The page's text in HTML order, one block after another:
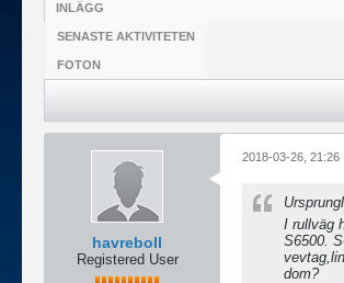
INLÄGG
SENASTE AKTIVITETEN
FOTON
havreboll
Registered User
2018-03-26, 21:26
I rullväg
S6500.
dom?